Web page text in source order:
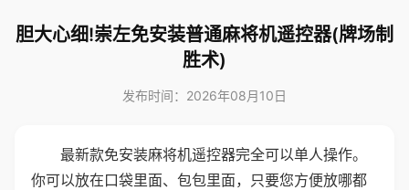
胆大心细!崇左免安装普通麻将机遥控器(牌场制
胜术)
发布时间：2026年08月10日
最新款免安装麻将机遥控器完全可以单人操作。
你可以放在口袋里面、包包里面，只要您方便放哪都